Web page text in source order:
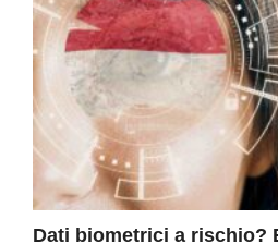
Dati biometrici a rischio?